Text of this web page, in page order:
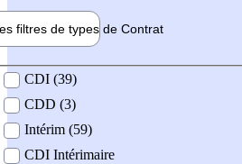
filtres de types de Contrat
contrat
CDI (39)
CDD (3)
Intérim (59)
CDI Intérimaire